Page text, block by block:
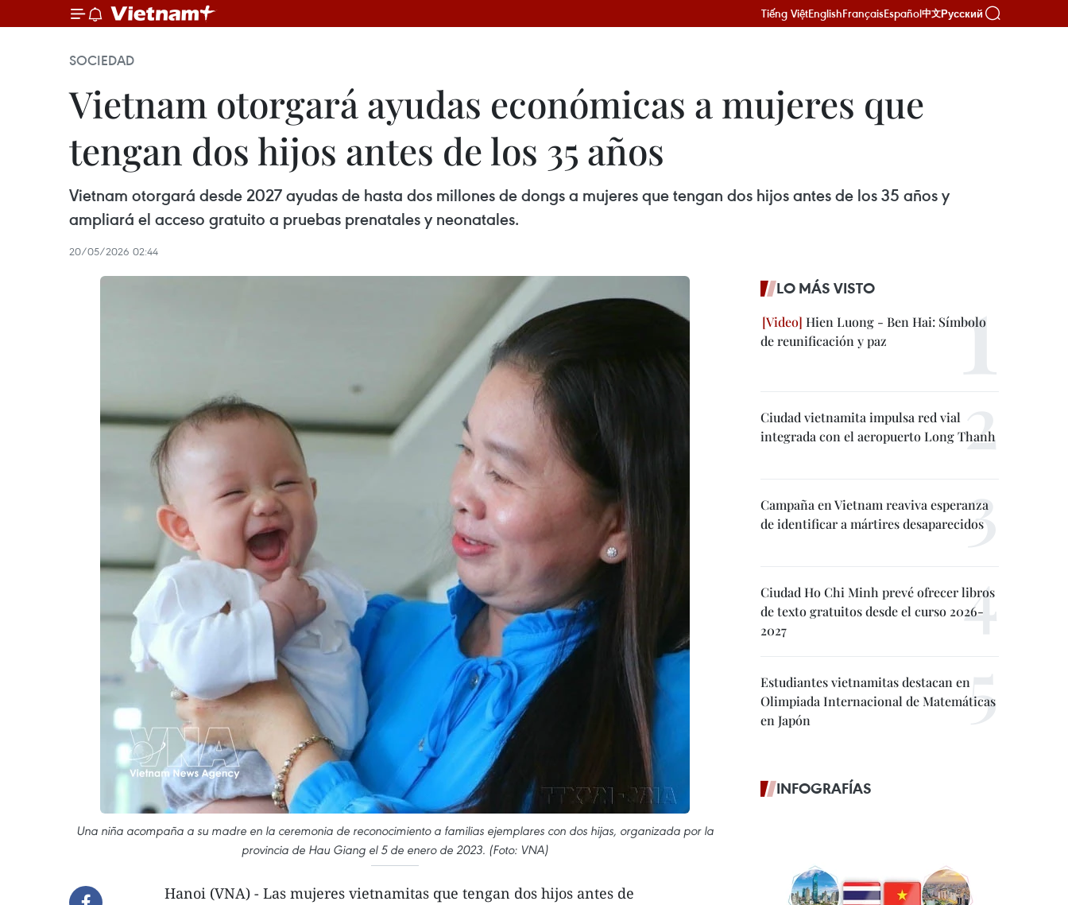
Tiếng ViệtEnglishFrançaisEspañol中文Русский
SOCIEDAD
Vietnam otorgará ayudas económicas a mujeres que
tengan dos hijos antes de los 35 años
Vietnam otorgará desde 2027 ayudas de hasta dos millones de dongs a mujeres que tengan dos hijos antes de los 35 años y
ampliará el acceso gratuito a pruebas prenatales y neonatales.
20/05/2026 02:44
Una niña acompaña a su madre en la ceremonia de reconocimiento a familias ejemplares con dos hijas, organizada por la
provincia de Hau Giang el 5 de enero de 2023. (Foto: VNA)
Hanoi (VNA) - Las mujeres vietnamitas que tengan dos hijos antes de
LO MÁS VISTO
Hien Luong - Ben Hai: Símbolo
de reunificación y paz
Ciudad vietnamita impulsa red vial
integrada con el aeropuerto Long Thanh
Campaña en Vietnam reaviva esperanza
de identificar a mártires desaparecidos
Ciudad Ho Chi Minh prevé ofrecer libros
de texto gratuitos desde el curso 2026-
2027
Estudiantes vietnamitas destacan en
Olimpiada Internacional de Matemáticas
en Japón
INFOGRAFÍAS